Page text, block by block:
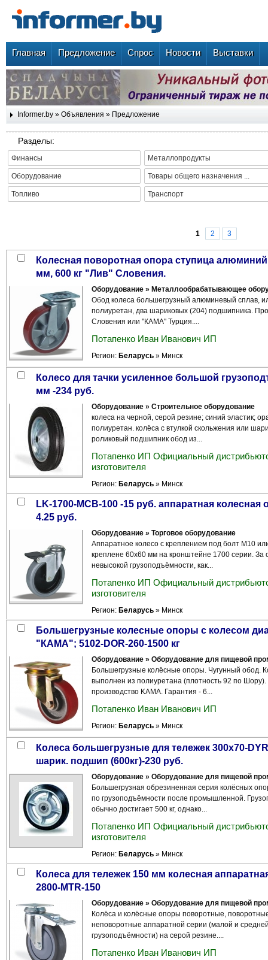
Главная Предложение Спрос Новости Выставки
Informer.by » Объявления » Предложение
Разделы:
Финансы Металлопродукты
Оборудование Товары общего назначения ...
Топливо Транспорт
1 2 3
Колесная поворотная опора ступица алюминий, полиуретановая шинка, 160
мм, 600 кг "Лив" Словения.
Оборудование » Металлообрабатывающее
Обод колеса большегрузный алюминевый сплав,
полиуретан, два шариковых (204) подшипника.
Словения или "КАМА" Турция....
Потапенко Иван Иванович ИП
Регион: Беларусь » Минск
колесо для тачки усиленное большой грузоподъёмности 250 мм-86 руб.; 400
мм -234 руб.
Оборудование » Строительное оборудование
колеса на черной, серой резине; синий эластик;
полиуретан. колёса с втулкой скольжения или
роликовый подшипник обод из...
Потапенко ИП Официальный
изготовителя
Регион: Беларусь » Минск
LK-1700-MCB-100 -15 руб. аппаратная колесная опора 50,75,100 мм под болт М10
4.25 руб.
Оборудование » Торговое оборудование
Аппаратное колесо с креплением под болт M10
креплене 60х60 мм на кронштейне 1700 серии. За
невысокой грузоподъёмности, как...
Потапенко ИП Официальный
изготовителя
Регион: Беларусь » Минск
Большегрузные колесные опоры с колесом диаметром 250 мм; 260 мм-1400 кг
"КАМА"; 5102-DOR-260-1500 кг
Оборудование » Оборудование для пищевой
Большегрузные колёсные опоры. Чугунный обод.
выполнен из полиуретана (плотность 92 по Шору).
производство KAMA. Гарантия - 6...
Потапенко Иван Иванович ИП
Регион: Беларусь » Минск
Колеса большегрузные для тележек 300x70-DYR (чугунное, литая резина,
шарик. подшип (600кг)-230 руб.
Оборудование » Оборудование для пищевой
Большегрузная обрезиненная серия колёсных
по грузоподъёмности после промышленной.
обычно достигает 500 кг, однако...
Потапенко ИП Официальный
изготовителя
Регион: Беларусь » Минск
Колеса для тележек 150 мм колесная аппаратная серия на серой резине CS-
2800-МТR-150
Оборудование » Оборудование для пищевой
Колёса и колёсные опоры поворотные,
неповоротные аппаратной серии (малой и
грузоподъёмности) на серой резине....
Потапенко Иван Иванович ИП